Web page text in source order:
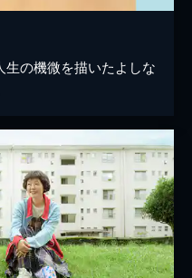
の機微を描いたよしな